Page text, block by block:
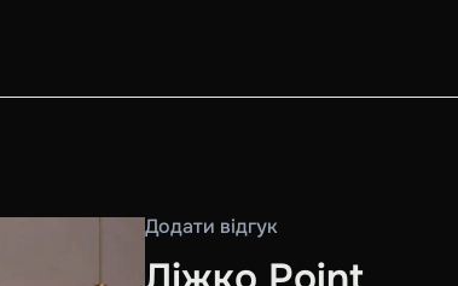
Додати відгук